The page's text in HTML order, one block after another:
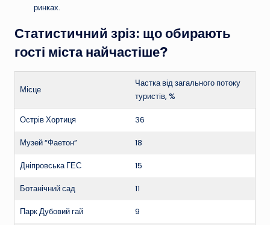
ринках.
Статистичний зріз: що обирають
гості міста найчастіше?
Місце
Частка від загального потоку
туристів, %
Острів Хортиця 36
Музей “Фаетон” 18
Дніпровська ГЕС 15
Ботанічний сад 11
Парк Дубовий гай 9